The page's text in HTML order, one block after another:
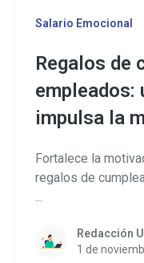
Salario Emocional
Regalos de
empleados:
impulsa la
Fortalece la
regalos de
...
Redacción
1 de